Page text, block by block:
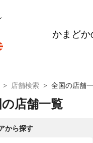
かまどか
> 店舗検索 > 全国の店舗
店舗一覧
から探す